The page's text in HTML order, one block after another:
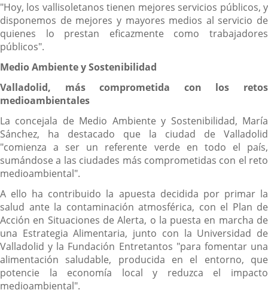
"Hoy, los vallisoletanos tienen mejores servicios públicos, y
disponemos de mejores y mayores medios al servicio de
quienes lo prestan eficazmente como trabajadores
públicos".
Medio Ambiente y Sostenibilidad
Valladolid, más comprometida con los retos
medioambientales
La concejala de Medio Ambiente y Sostenibilidad, María
Sánchez, ha destacado que la ciudad de Valladolid
"comienza a ser un referente verde en todo el país,
sumándose a las ciudades más comprometidas con el reto
medioambiental".
A ello ha contribuido la apuesta decidida por primar la
salud ante la contaminación atmosférica, con el Plan de
Acción en Situaciones de Alerta, o la puesta en marcha de
una Estrategia Alimentaria, junto con la Universidad de
Valladolid y la Fundación Entretantos "para fomentar una
alimentación saludable, producida en el entorno, que
potencie la economía local y reduzca el impacto
medioambiental".